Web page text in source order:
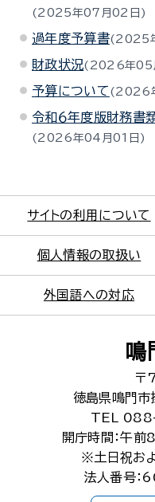
2025年07月02日
過年度予算書 2025
財政状況 2026年05
予算について 2026
令和６年度版財務書
2026年04月01日
サイトの利用について
個人情報の取扱い
外国語への対応
鳴
〒
徳島県鳴門
TEL 088-
開庁時間：午
※土日祝お
法人番号